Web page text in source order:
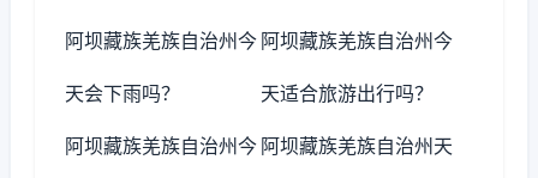
阿坝藏族羌族自治州今
天会下雨吗？
阿坝藏族羌族自治州今
天适合旅游出行吗？
阿坝藏族羌族自治州今 阿坝藏族羌族自治州天